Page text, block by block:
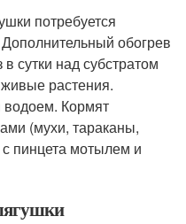
потребуется
обогрев
сутки над субстратом
растения.
Кормят
(мухи, тараканы,
пинцета мотылем и